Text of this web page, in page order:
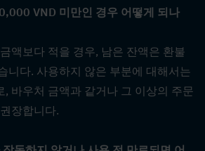
VND 미만인 경우 어떻게 되나
액보다 적을 경우, 남은 잔액은 환불
니다. 사용하지 않은 부분에 대해서는
, 바우처 금액과 같거나 그 이상의 주문
장합니다.